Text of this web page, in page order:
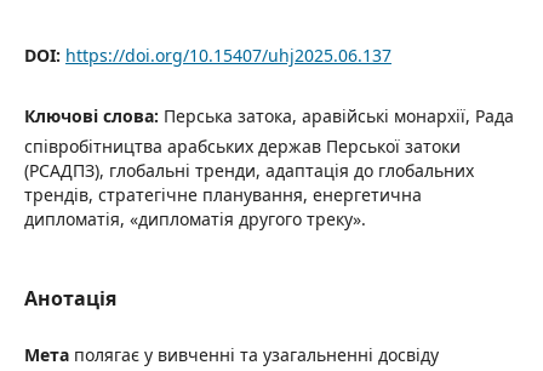
DOI: https://doi.org/10.15407/uhj2025.06.137
Ключові слова: Перська затока, аравійські монархії, Рада
співробітництва арабських держав Перської затоки
(РСАДПЗ), глобальні тренди, адаптація до глобальних
трендів, стратегічне планування, енергетична
дипломатія, «дипломатія другого треку».
Анотація
Метаполягає у вивченні та узагальненні досвіду